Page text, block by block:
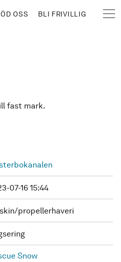
OSS BLI FRIVILLIG
fast mark.
07-16 15:44
propellerhaveri
Snow